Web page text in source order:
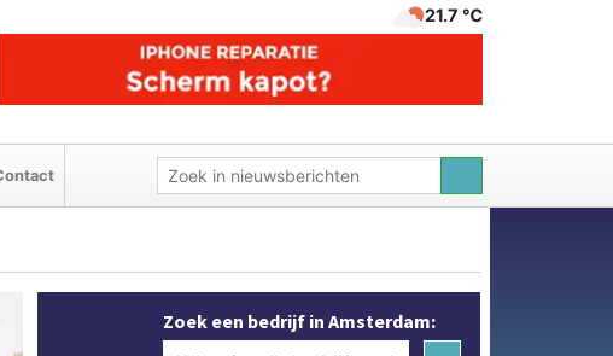
21.7 ℃
Zoek een bedrijf in Amsterdam: